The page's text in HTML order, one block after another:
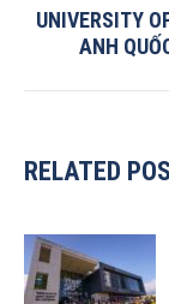
UNIVERSITY
ANH
RELATED